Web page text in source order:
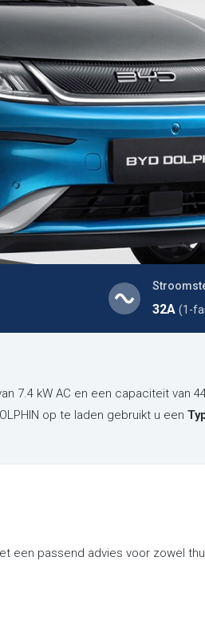
32A(1-
7.4 kW AC en een capaciteit van
op te laden gebruikt u een
een passend advies voor zowel